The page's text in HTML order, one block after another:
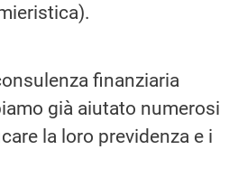
finanziaria
già aiutato numerosi
la loro previdenza e i